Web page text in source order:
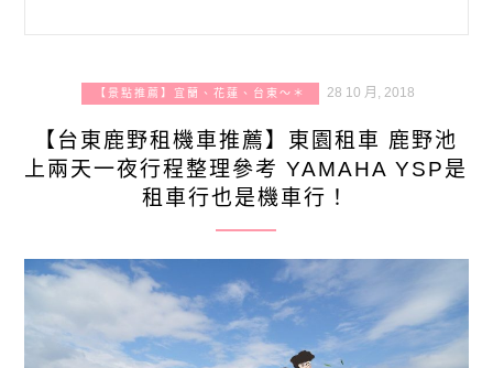
【景點推薦】宜蘭、花蓮、台東～＊ 28 10 月, 2018
【台東鹿野租機車推薦】東園租車 鹿野池
上兩天一夜行程整理參考 YAMAHA YSP是
租車行也是機車行！